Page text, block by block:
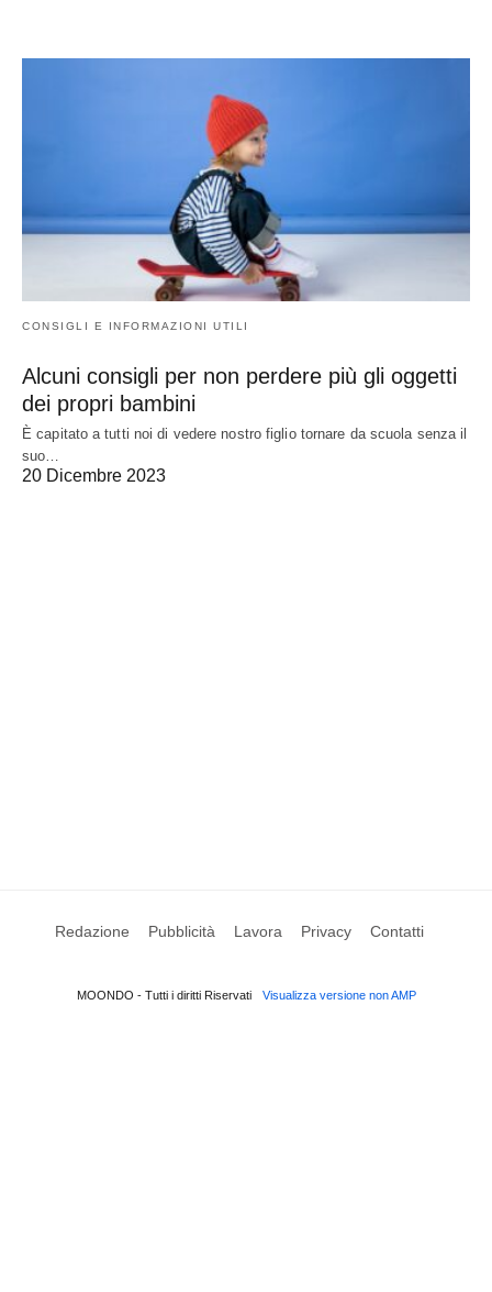
CONSIGLI E INFORMAZIONI UTILI
Alcuni consigli per non perdere più gli oggetti
dei propri bambini
È capitato a tutti noi di vedere nostro figlio tornare da scuola senza il
suo…
20 Dicembre 2023
Redazione Pubblicità Lavora Privacy Contatti
MOONDO - Tutti i diritti Riservati Visualizza versione non AMP